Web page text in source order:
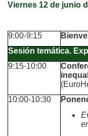
Viernes 12 de junio
9:00-9:15
Sesión temática.
9:15-10:00
10:00-10:30